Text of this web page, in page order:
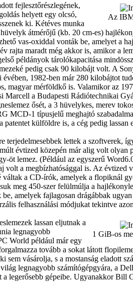
Az
fejlesztőrészlegének,
helyett egy olcsó,
ki. Kétéves munka
hüvelyk átmérőjű (kb. 20 cm-es)
vas-oxiddal vonták be, amelyet a
rajta maradt még akkor is, amikor a
példányok tárolókapacitása
pedig csak 90 kilobájt volt. A
évében, 1982-ben már 280 kilobájtot
magyar mérföldkő is. Valamikor az
Marcell a Budapesti Rádiótechnikai
ősét, a 3 hüvelykes, merev
MCD-1 típusjelű meghajtó
patentet külföldre is, a cég pedig lassan
terjedelmesebbek lettek a szoftverek,
évtized közepén már alig volt olyan
öt lemez. (Például az egyszerű
volt a megbízhatósággal is. Az évtized
váltak a CD-írók, amelyek a flopiknál
meg 450-szer felülmúlja a
be, amelyek fajlagosan drágábbak
felhasználási módjukat tekintve
1 GiB-os
lassan eljutnak a
legnagyobb
World például már egy
tovább a sokat látott
sem vásárolja, s a mostanság eladott
legnagyobb számítógépgyára, a
a legerősebb gépeibe. Ugyanakkor Bill